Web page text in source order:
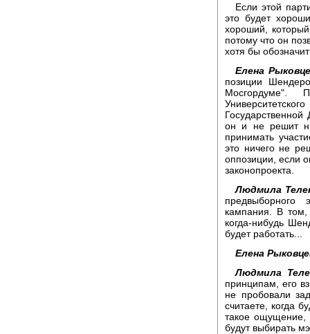
Если этой
это будет
хороший,
потому что он
хотя бы
Елена
позиции
Мосгордуме".
он и не решит
принимать
это ничего не
оппозиции, если
законопроекта.
Людмила
предвыборного
кампания. В
когда-нибудь
будет работать...
Елена
Людмила
принципам, его
не пробовали
считаете, когда
такое ощущение,
будут выбирать